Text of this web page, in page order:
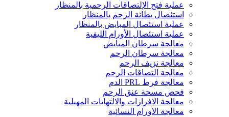
عملية فتح الإلتصاقات الرحمية بالمنظار
استئصال بطانة الرحم بالمنظار
عملية استئصال المبايض بالمنظار
عملية استئصال الأورام الليفية
معالجة سرطان المبايض
معالجة سرطان الرحم
معالجة نزيف الرحم
معالجة التصاقات الرحم
معالجة فرط PRL الدم
فحص مسحة عنق الرحم
معالجة الافرازات والالتهابات المهبلية
معالجة الاورام النسائية